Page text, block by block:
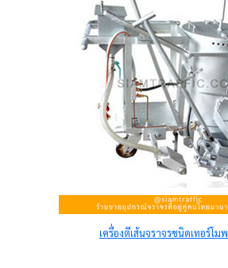
เครื่องตีเส้นจราจรชนิดเทอร์โม